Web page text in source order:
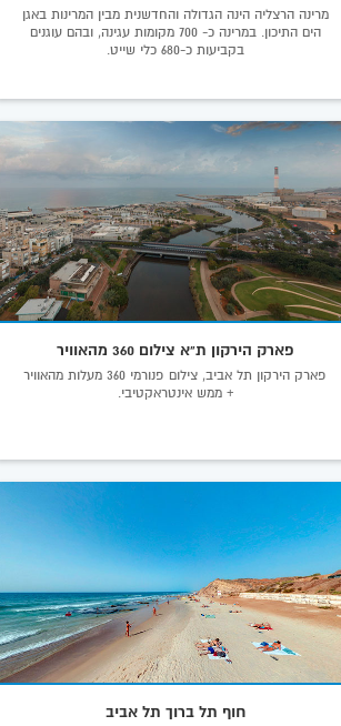
מרינה הרצליה הינה הגדולה והחדשנית מבין המרינות באגן
הים התיכון. במרינה כ- 700 מקומות עגינה, ובהם עוגנים
בקביעות כ-680 כלי שייט.
פארק הירקון ת"א צילום 360 מהאוויר
פארק הירקון תל אביב, צילום פנורמי 360 מעלות מהאוויר
+ ממש אינטראקטיבי.
חוף תל ברוך תל אביב